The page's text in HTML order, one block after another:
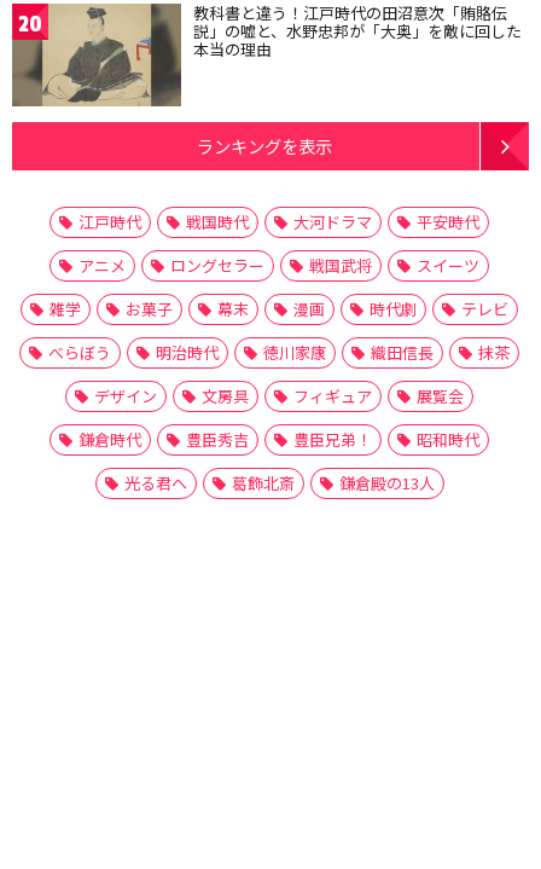
20 教科書と違う！江戸時代の田沼意次「賄賂伝
説」の嘘と、水野忠邦が「大奥」を敵に回した
本当の理由
ランキングを表示
江戸時代 戦国時代 大河ドラマ
平安時代
アニメ
ロングセラー 戦国武将
スイーツ
雑学
お菓子 幕末 漫画 時代劇
テレビ
べらぼう
明治時代 徳川家康 織田信長
抹茶
デザイン
文房具 フィギュア
展覧会
鎌倉時代
豊臣秀吉 豊臣兄弟！
昭和時代
光る君へ
葛飾北斎 鎌倉殿の13人